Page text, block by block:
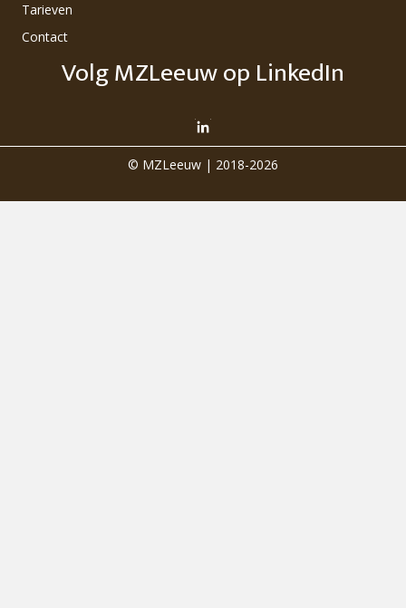
Tarieven
Contact
Volg MZLeeuw op LinkedIn
© MZLeeuw | 2018-2026